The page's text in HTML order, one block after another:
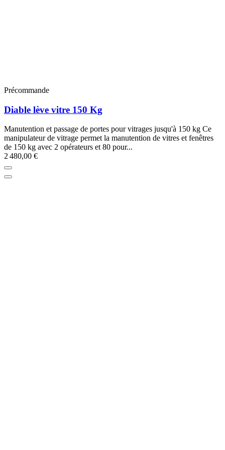
Précommande
Diable lève vitre 150 Kg
Manutention et passage de portes pour vitrages jusqu'à 150 kg Ce
manipulateur de vitrage permet la manutention de vitres et fenêtres
de 150 kg avec 2 opérateurs et 80 pour...
2 480,00 €